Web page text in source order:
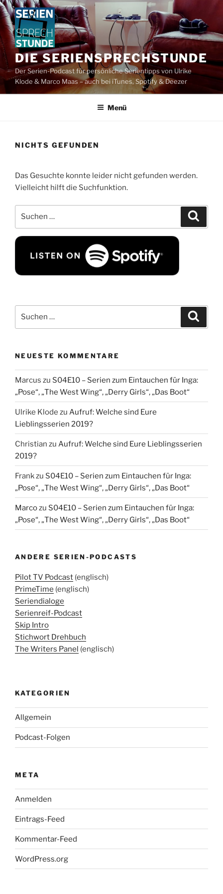
Zum
Inhalt
springen
DIE SERIENSPRECHSTUNDE
Der Serien-Podcast für persönliche Serientipps von Ulrike
Klode & Marco Maas – auch bei iTunes, Spotify & Deezer
Menü
NICHTS GEFUNDEN
Das Gesuchte konnte leider nicht gefunden werden.
Vielleicht hilft die Suchfunktion.
nach:
nach:
NEUESTE KOMMENTARE
Marcus zu S04E10 – Serien zum Eintauchen für Inga:
„Pose“, „The West Wing“, „Derry Girls“, „Das Boot“
Ulrike Klode zu Aufruf: Welche sind Eure
Lieblingsserien 2019?
Christian zu Aufruf: Welche sind Eure Lieblingsserien
2019?
Frankzu S04E10 – Serien zum Eintauchen für Inga:
„Pose“, „The West Wing“, „Derry Girls“, „Das Boot“
Marcozu S04E10 – Serien zum Eintauchen für Inga:
„Pose“, „The West Wing“, „Derry Girls“, „Das Boot“
ANDERE SERIEN-PODCASTS
Pilot TV Podcast (englisch)
PrimeTime (englisch)
Seriendialoge
Serienreif-Podcast
Skip Intro
Stichwort Drehbuch
The Writers Panel (englisch)
KATEGORIEN
Allgemein
Podcast-Folgen
META
Anmelden
Eintrags-Feed
Kommentar-Feed
WordPress.org